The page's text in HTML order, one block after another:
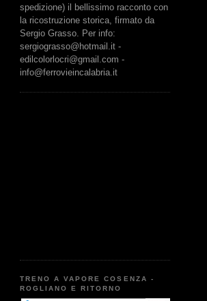
spedizione) il bellissimo racconto con
la ricostruzione storica, firmato da
Sergio Grasso. Per info:
sergiograsso@hotmail.it -
edilcolorlocri@gmail.com -
info@ferrovieincalabria.it
TRENO A VAPORE COSENZA -
ROGLIANO E RITORNO